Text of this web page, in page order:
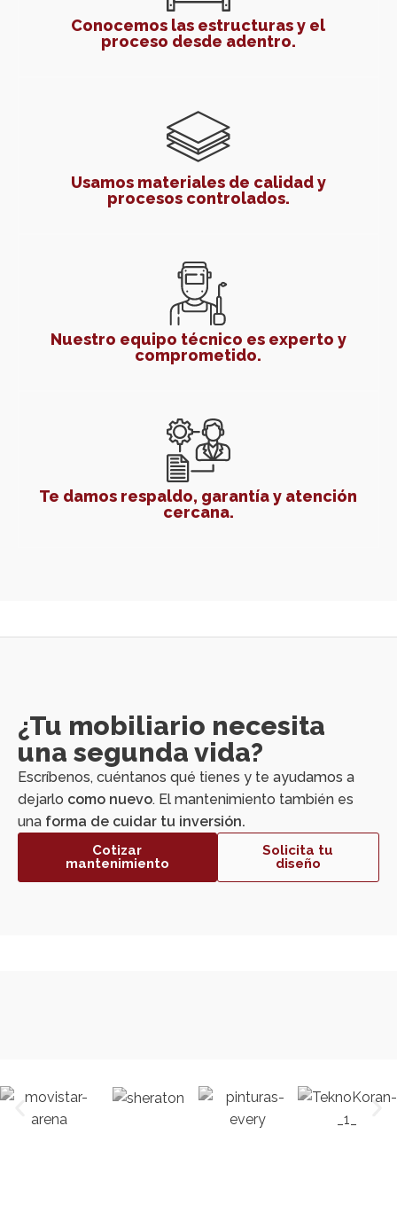
Conocemos las estructuras y el
proceso desde adentro.
Usamos materiales de calidad y
procesos controlados.
Nuestro equipo técnico es experto y
comprometido.
Te damos respaldo, garantía y atención
cercana.
¿Tu mobiliario necesita
una segunda vida?
Escríbenos, cuéntanos qué tienes y te ayudamos a
dejarlo como nuevo. El mantenimiento también es
una forma de cuidar tu inversión.
Cotizar
mantenimiento
Solicita tu
diseño